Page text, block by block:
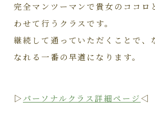
完全マンツーマンで貴女のココロ
わせて行うクラスです。
継続して通っていただくことで、
なれる一番の早道になります。
▷パーソナルクラス詳細ページ◁